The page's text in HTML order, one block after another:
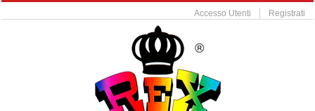
Accesso Utenti Registrati